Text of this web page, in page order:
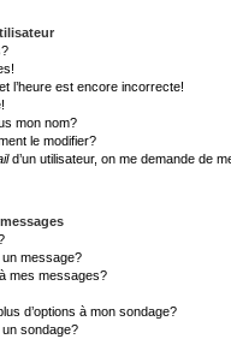
l’heure est encore incorrecte!
mon nom?
le modifier?
d’un utilisateur, on me demande de
message?
mes messages?
d’options à mon sondage?
sondage?